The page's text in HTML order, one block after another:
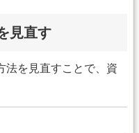
見直す
法を見直すことで、資